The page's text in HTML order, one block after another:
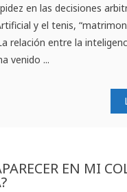
en las decisiones
y el tenis,
relación entre la
venido ...
EN MI